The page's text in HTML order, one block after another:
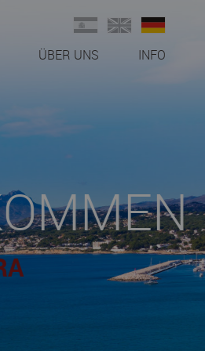
ÜBER UNS INFO